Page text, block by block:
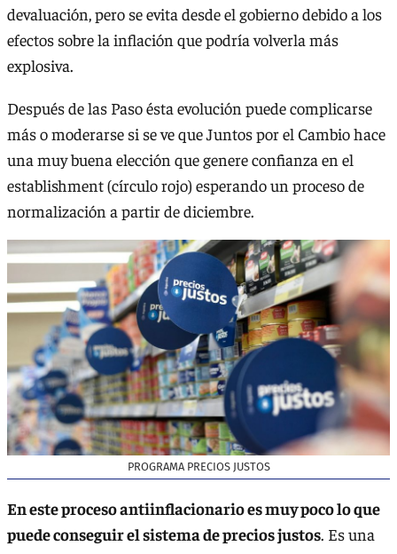
devaluación, pero se evita desde el gobierno debido a los
efectos sobre la inflación que podría volverla más
explosiva.
Después de las Paso ésta evolución puede complicarse
más o moderarse si se ve que Juntos por el Cambio hace
una muy buena elección que genere confianza en el
establishment (círculo rojo) esperando un proceso de
normalización a partir de diciembre.
PROGRAMA PRECIOS JUSTOS
En este proceso antiinflacionario es muy poco lo que
puede conseguir el sistema de precios justos. Es una